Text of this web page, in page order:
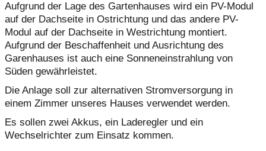
Aufgrund der Lage des Gartenhauses wird ein PV-Modul
auf der Dachseite in Ostrichtung und das andere PV-
Modul auf der Dachseite in Westrichtung montiert.
Aufgrund der Beschaffenheit und Ausrichtung des
Garenhauses ist auch eine Sonneneinstrahlung von
Süden gewährleistet.
Die Anlage soll zur alternativen Stromversorgung in
einem Zimmer unseres Hauses verwendet werden.
Es sollen zwei Akkus, ein Laderegler und ein
Wechselrichter zum Einsatz kommen.